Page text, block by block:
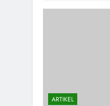
ARTIKEL